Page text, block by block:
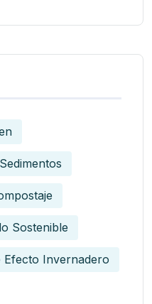
Sostenible
Efecto Invernadero